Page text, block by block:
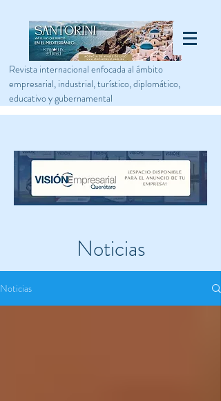
Revista internacional enfocada al ámbito
empresarial, industrial, turístico, diplomático,
educativo y gubernamental
Noticias
Noticias